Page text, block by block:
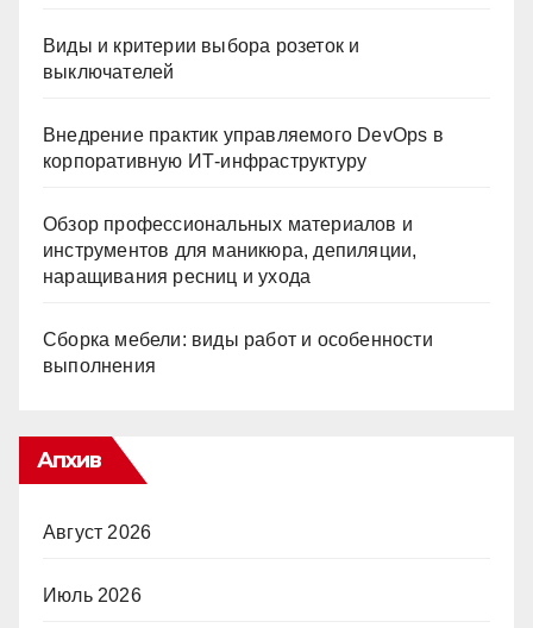
Виды и критерии выбора розеток и
выключателей
Внедрение практик управляемого DevOps в
корпоративную ИТ-инфраструктуру
Обзор профессиональных материалов и
инструментов для маникюра, депиляции,
наращивания ресниц и ухода
Сборка мебели: виды работ и особенности
выполнения
Апхив
Август 2026
Июль 2026